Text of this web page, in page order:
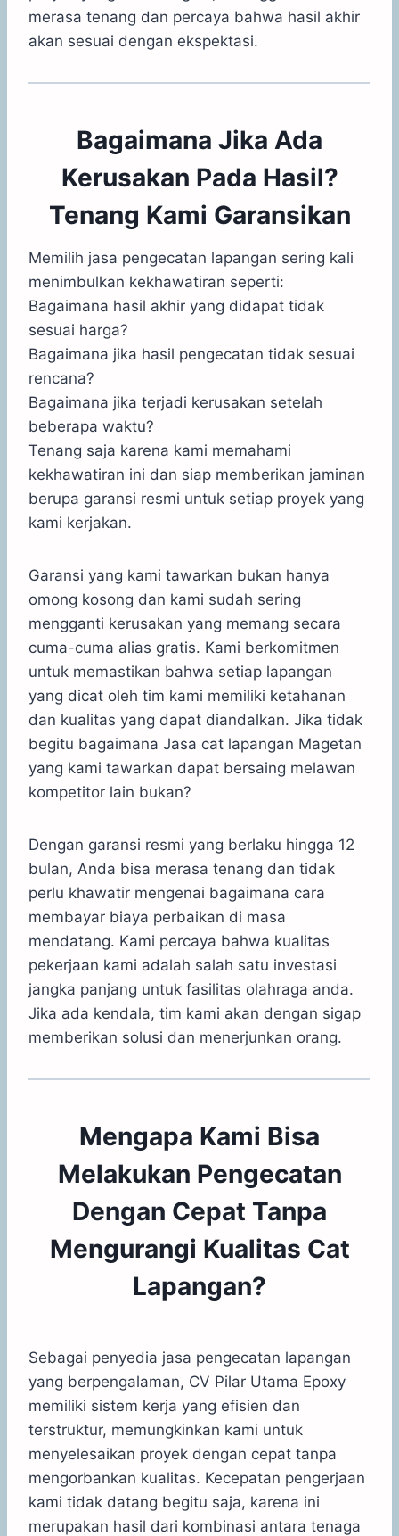
merasa tenang dan percaya bahwa hasil akhir
akan sesuai dengan ekspektasi.
Bagaimana Jika Ada
Kerusakan Pada Hasil?
Tenang Kami Garansikan
Memilih jasa pengecatan lapangan sering kali
menimbulkan kekhawatiran seperti:
Bagaimana hasil akhir yang didapat tidak
sesuai harga?
Bagaimana jika hasil pengecatan tidak sesuai
rencana?
Bagaimana jika terjadi kerusakan setelah
beberapa waktu?
Tenang saja karena kami memahami
kekhawatiran ini dan siap memberikan jaminan
berupa garansi resmi untuk setiap proyek yang
kami kerjakan.
Garansi yang kami tawarkan bukan hanya
omong kosong dan kami sudah sering
mengganti kerusakan yang memang secara
cuma-cuma alias gratis. Kami berkomitmen
untuk memastikan bahwa setiap lapangan
yang dicat oleh tim kami memiliki ketahanan
dan kualitas yang dapat diandalkan. Jika tidak
begitu bagaimana Jasa cat lapangan Magetan
yang kami tawarkan dapat bersaing melawan
kompetitor lain bukan?
Dengan garansi resmi yang berlaku hingga 12
bulan, Anda bisa merasa tenang dan tidak
perlu khawatir mengenai bagaimana cara
membayar biaya perbaikan di masa
mendatang. Kami percaya bahwa kualitas
pekerjaan kami adalah salah satu investasi
jangka panjang untuk fasilitas olahraga anda.
Jika ada kendala, tim kami akan dengan sigap
memberikan solusi dan menerjunkan orang.
Mengapa Kami Bisa
Melakukan Pengecatan
Dengan Cepat Tanpa
Mengurangi Kualitas Cat
Lapangan?
Sebagai penyedia jasa pengecatan lapangan
yang berpengalaman, CV Pilar Utama Epoxy
memiliki sistem kerja yang efisien dan
terstruktur, memungkinkan kami untuk
menyelesaikan proyek dengan cepat tanpa
mengorbankan kualitas. Kecepatan pengerjaan
kami tidak datang begitu saja, karena ini
merupakan hasil dari kombinasi antara tenaga